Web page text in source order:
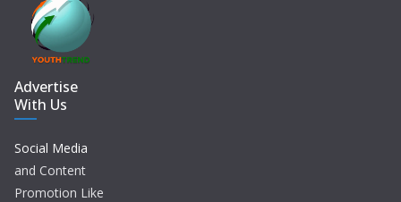
Advertise
With Us
Social Media
and Content
Promotion Like